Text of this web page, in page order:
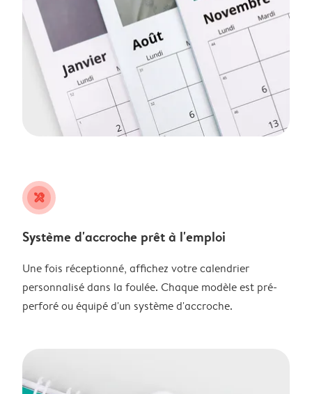
tools
Système d'accroche prêt à l'emploi
Une fois réceptionné, affichez votre calendrier
personnalisé dans la foulée. Chaque modèle est pré-
perforé ou équipé d'un système d'accroche.